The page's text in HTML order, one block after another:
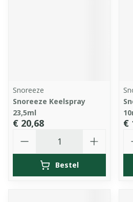
Snoreeze
Snoreeze Keelspray
23,5ml
€ 20,68
Bestel
€